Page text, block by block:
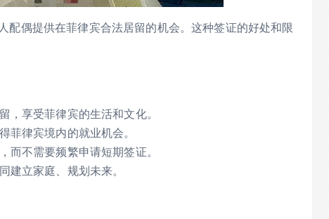
偶提供在菲律宾合法居留的机会。这种签证的好处和限
，享受菲律宾的生活和文化。
菲律宾境内的就业机会。
而不需要频繁申请短期签证。
建立家庭、规划未来。